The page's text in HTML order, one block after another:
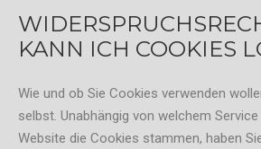
KANN ICH COOKIES
Wie und ob Sie Cookies verwenden
selbst. Unabhängig von welchem
Website die Cookies stammen, haben